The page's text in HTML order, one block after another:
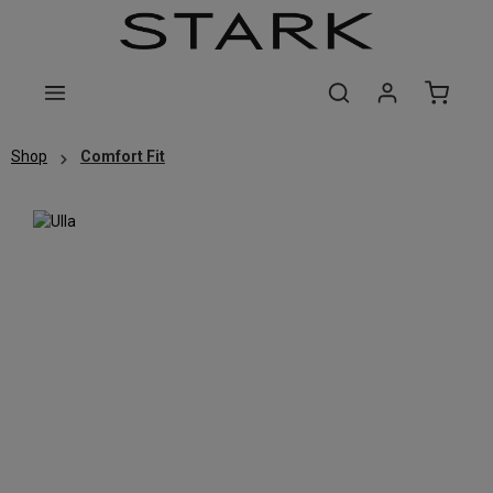
Zum Hauptinhalt springen
Shop Comfort Fit